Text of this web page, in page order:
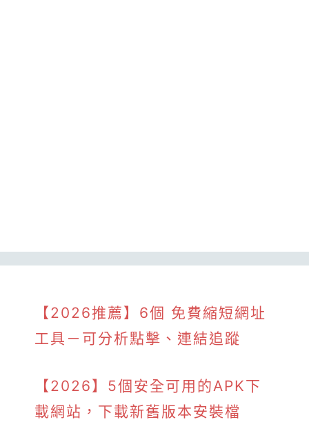
【2026推薦】6個 免費縮短網址
工具－可分析點擊、連結追蹤
【2026】5個安全可用的APK下
載網站，下載新舊版本安裝檔